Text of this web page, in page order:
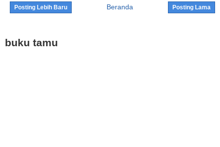
Posting Lebih Baru Posting Lama
Beranda
buku tamu